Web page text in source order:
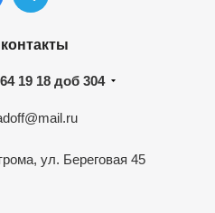
19 18 доб 304
ул. Береговая 45